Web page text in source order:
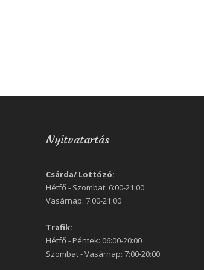
Nyitvatartás
Csárda/ Lottózó:
Hétfő - Szombat: 6:00-21:00
Vasárnap: 7:00-21:00
Trafik:
Hétfő - Péntek: 06:00-20:00
Szombat - Vasárnap: 7:00-20:00